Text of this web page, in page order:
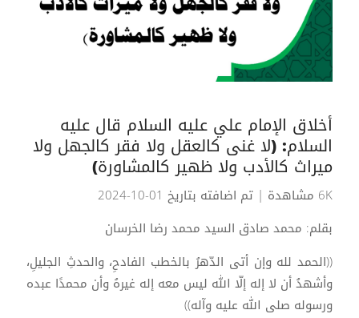
أخلاق الإمام علي عليه السلام قال عليه
السلام: (لا غنى كالعقل ولا فقر كالجهل ولا
ميراث كالأدب ولا ظهير كالمشاورة)
6K مشاهدة
| تم اضافته بتاريخ 01-10-2024
بقلم: محمد صادق السيد محمد رضا الخرسان
((الحمد لله وإن أتى الدّهرُ بالخطب الفادحِ، والحدثِ الجليلِ،
وأشهدُ أن لا إله إلّا الله ليس معه إله غيرهُ وأن محمدًا عبده
ورسوله صلى الله عليه وآله))